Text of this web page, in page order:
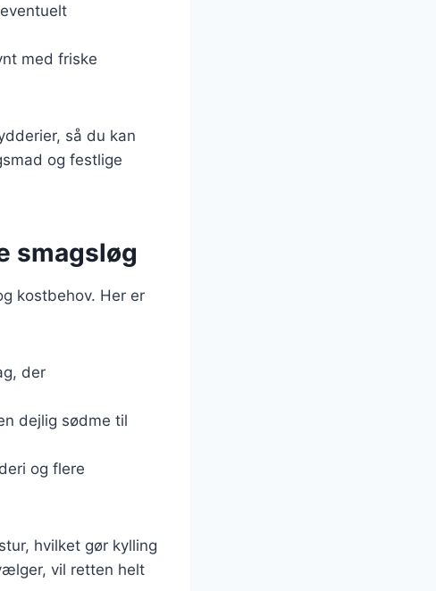
med friske
så du kan
og festlige
smagsløg
kostbehov. Her er
der
dejlig sødme til
og flere
hvilket gør kylling
vil retten helt